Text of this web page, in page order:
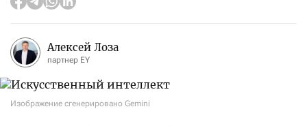
Алексей Лоза
партнер EY
Изображение сгенерировано Gemini